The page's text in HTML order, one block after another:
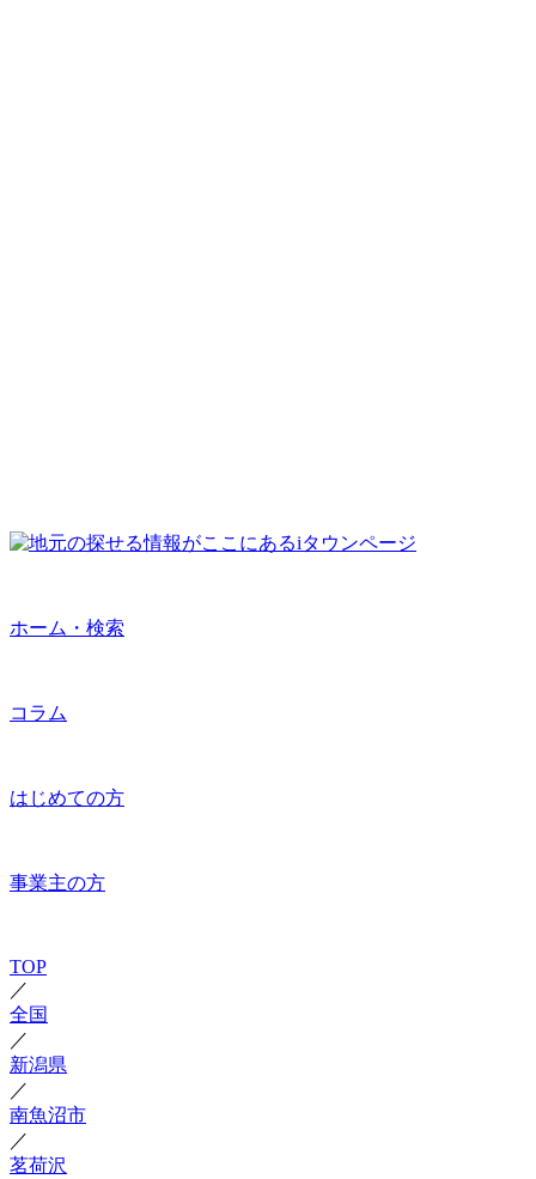
ホーム・検索
コラム
はじめての方
事業主の方
TOP
／
全国
／
新潟県
／
南魚沼市
／
茗荷沢